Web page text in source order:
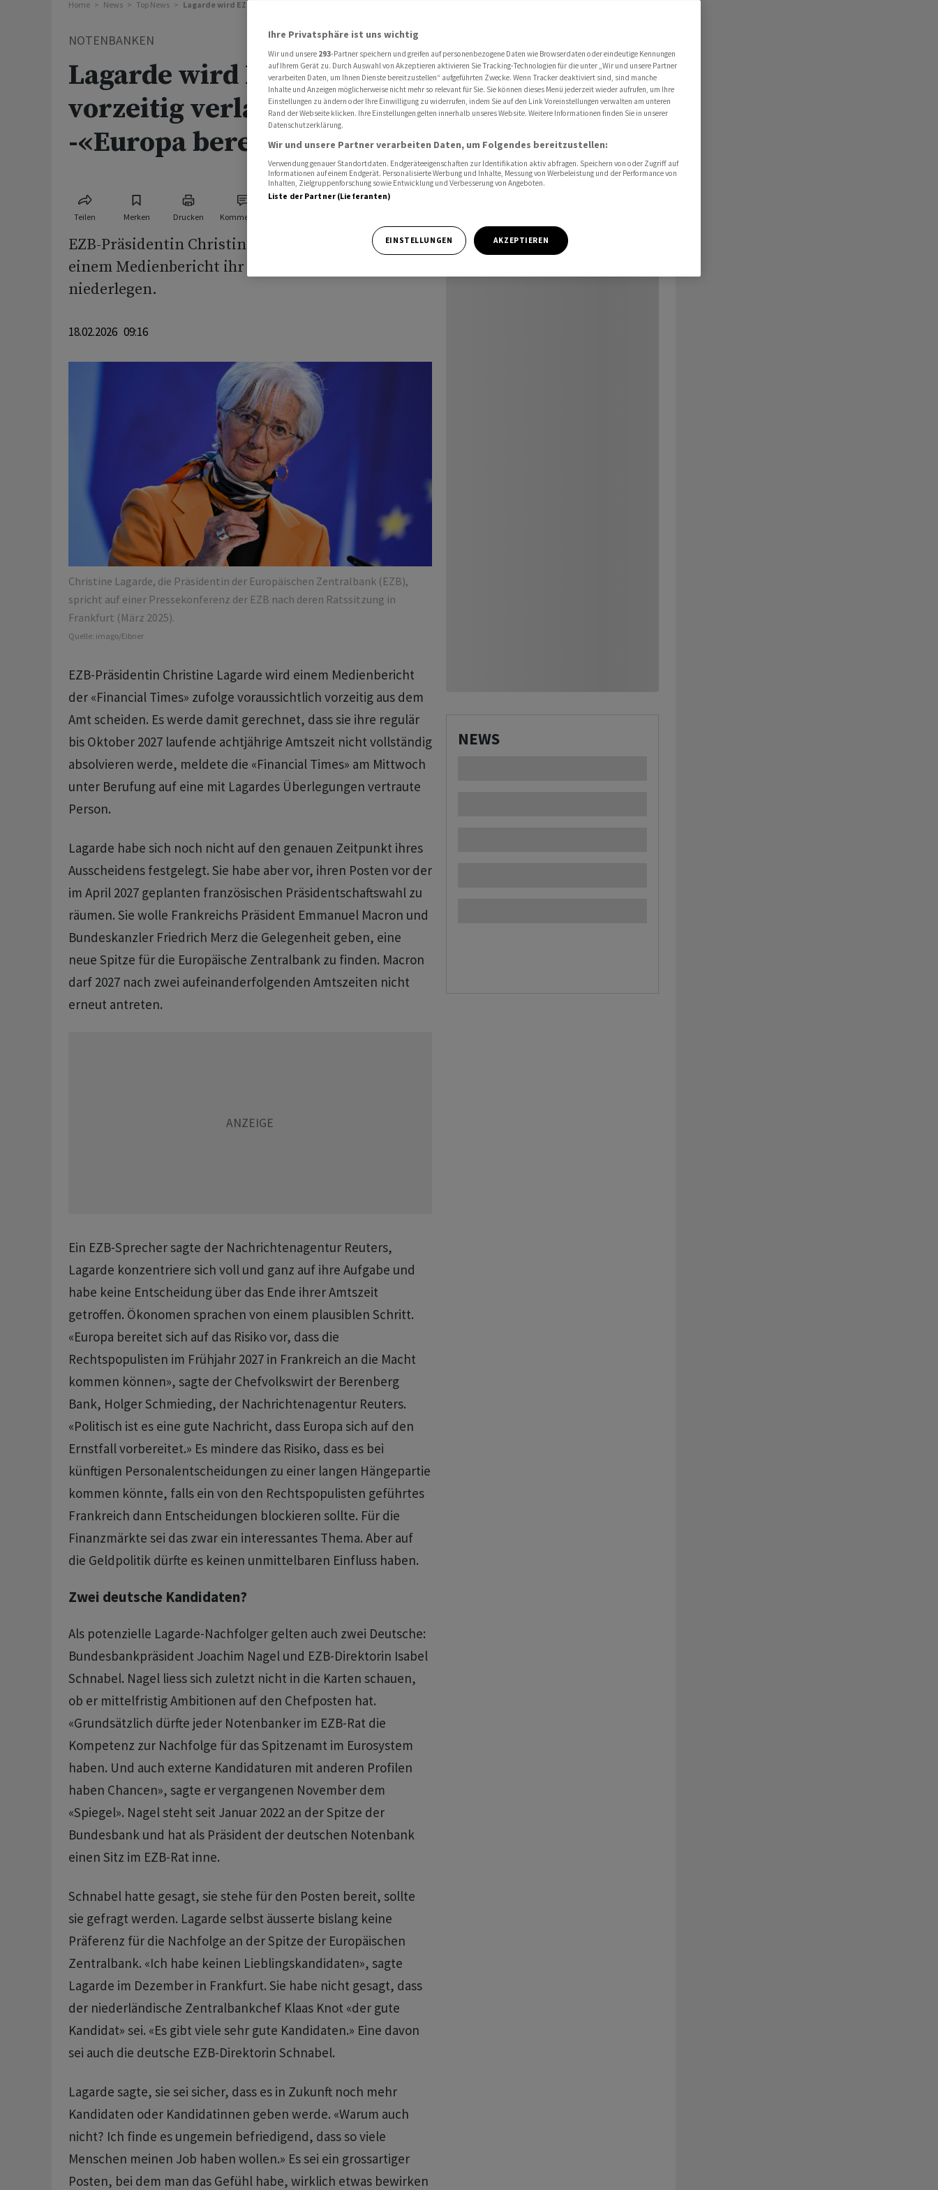
Home News Top News Lagarde wird EZB wohl vorzeitig verlassen -«Europa bereitet sich vor»
NOTENBANKEN
Lagarde wird EZB wohl
vorzeitig verlassen
-«Europa bereitet sich vor»
Teilen Merken Drucken Kommentare
EZB-Präsidentin Christine Lagarde könnte laut
einem Medienbericht ihr Amt vorzeitig
niederlegen.
18.02.2026 09:16
Christine Lagarde, die Präsidentin der Europäischen Zentralbank (EZB),
spricht auf einer Pressekonferenz der EZB nach deren Ratssitzung in
Frankfurt (März 2025).
Quelle: imago/Eibner
EZB-Präsidentin Christine Lagarde wird einem Medienbericht
der «Financial Times» zufolge voraussichtlich vorzeitig aus dem
‌Amt ⁠scheiden. Es werde damit gerechnet, dass sie ihre regulär
bis Oktober 2027 laufende achtjährige Amtszeit nicht vollständig
absolvieren werde, meldete die «Financial Times» am ⁠Mittwoch
unter Berufung auf eine mit Lagardes Überlegungen vertraute
Person.
Lagarde habe sich noch nicht auf den genauen Zeitpunkt ihres
Ausscheidens festgelegt. Sie habe aber vor, ihren ‌Posten vor der
im April 2027 geplanten französischen Präsidentschaftswahl zu
räumen. Sie wolle Frankreichs Präsident Emmanuel ‌Macron und
Bundeskanzler Friedrich Merz die Gelegenheit geben, eine
neue Spitze ​für die Europäische Zentralbank zu finden. Macron
darf 2027 nach zwei aufeinanderfolgenden Amtszeiten nicht
erneut antreten.
Ein EZB-Sprecher sagte der Nachrichtenagentur Reuters,
Lagarde konzentriere sich voll und ganz auf ihre Aufgabe und
habe keine Entscheidung über das Ende ihrer Amtszeit
getroffen. Ökonomen sprachen von einem plausiblen Schritt.
«Europa bereitet sich auf das Risiko vor, dass die
Rechtspopulisten im Frühjahr 2027 in Frankreich an die Macht
kommen können», sagte der Chefvolkswirt ‌der Berenberg
Bank, Holger Schmieding, der Nachrichtenagentur Reuters.
«Politisch ist es eine gute Nachricht, dass Europa sich auf den
Ernstfall vorbereitet.» Es mindere das Risiko, dass es bei
künftigen Personalentscheidungen zu einer langen Hängepartie
kommen könnte, falls ein von den Rechtspopulisten geführtes
Frankreich dann Entscheidungen blockieren sollte. ​Für die
Finanzmärkte sei das zwar ein interessantes Thema. Aber auf
die Geldpolitik dürfte es keinen unmittelbaren ​Einfluss haben.
Zwei deutsche Kandidaten?
Als potenzielle Lagarde-Nachfolger gelten auch zwei Deutsche:
Bundesbankpräsident Joachim Nagel ​und EZB-Direktorin Isabel
Schnabel. Nagel liess sich zuletzt nicht in die Karten schauen,
ob er mittelfristig Ambitionen auf den Chefposten hat.
«Grundsätzlich dürfte jeder Notenbanker im EZB-Rat ‌die
Kompetenz zur Nachfolge für das Spitzenamt im Eurosystem
haben. Und auch externe Kandidaturen mit anderen Profilen
haben Chancen», sagte er vergangenen November dem
«Spiegel». Nagel steht seit Januar 2022 an der Spitze der
Bundesbank und hat als Präsident der deutschen Notenbank
einen Sitz im EZB-Rat inne.
Schnabel ​hatte gesagt, ​sie stehe für den Posten bereit, sollte
sie gefragt werden. Lagarde ⁠selbst äusserte bislang keine
Präferenz für die Nachfolge an der Spitze der Europäischen
Zentralbank. «Ich ​habe keinen Lieblingskandidaten», sagte
Lagarde im ⁠Dezember in Frankfurt. Sie habe nicht gesagt, dass
der niederländische Zentralbankchef Klaas Knot «der gute
Kandidat» sei. «Es gibt viele sehr gute Kandidaten.» Eine ‌davon
sei auch die deutsche EZB-Direktorin Schnabel.
Lagarde sagte, sie sei sicher, dass es in Zukunft noch mehr
Kandidaten oder Kandidatinnen geben werde. «Warum auch
nicht? Ich finde es ungemein befriedigend, dass so viele
Menschen meinen Job haben wollen.» ‌Es sei ein grossartiger
Posten, bei dem man das Gefühl habe, wirklich etwas bewirken
NEWS
Ihre Privatsphäre ist uns wichtig
Wir und unsere 293-Partner speichern und greifen auf personenbezogene Daten wie Browserdaten oder eindeutige Kennungen
auf Ihrem Gerät zu. Durch Auswahl von Akzeptieren aktivieren Sie Tracking-Technologien für die unter „Wir und unsere Partner
verarbeiten Daten, um Ihnen Dienste bereitzustellen“ aufgeführten Zwecke. Wenn Tracker deaktiviert sind, sind manche
Inhalte und Anzeigen möglicherweise nicht mehr so relevant für Sie. Sie können dieses Menü jederzeit wieder aufrufen, um Ihre
Einstellungen zu ändern oder Ihre Einwilligung zu widerrufen, indem Sie auf den Link Voreinstellungen verwalten am unteren
Rand der Webseite klicken. Ihre Einstellungen gelten innerhalb unseres Website. Weitere Informationen finden Sie in unserer
Datenschutzerklärung.
Wir und unsere Partner verarbeiten Daten, um Folgendes bereitzustellen:
Verwendung genauer Standortdaten. Endgeräteeigenschaften zur Identifikation aktiv abfragen. Speichern von oder Zugriff auf
Informationen auf einem Endgerät. Personalisierte Werbung und Inhalte, Messung von Werbeleistung und der Performance von
Inhalten, Zielgruppenforschung sowie Entwicklung und Verbesserung von Angeboten.
Liste der Partner (Lieferanten)
EINSTELLUNGEN AKZEPTIEREN